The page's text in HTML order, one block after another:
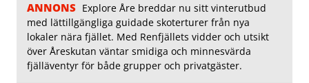
ANNONS Explore Åre breddar nu sitt vinterutbud
med lättillgängliga guidade skoterturer från nya
lokaler nära fjället. Med Renfjällets vidder och utsikt
över Åreskutan väntar smidiga och minnesvärda
fjälläventyr för både grupper och privatgäster.